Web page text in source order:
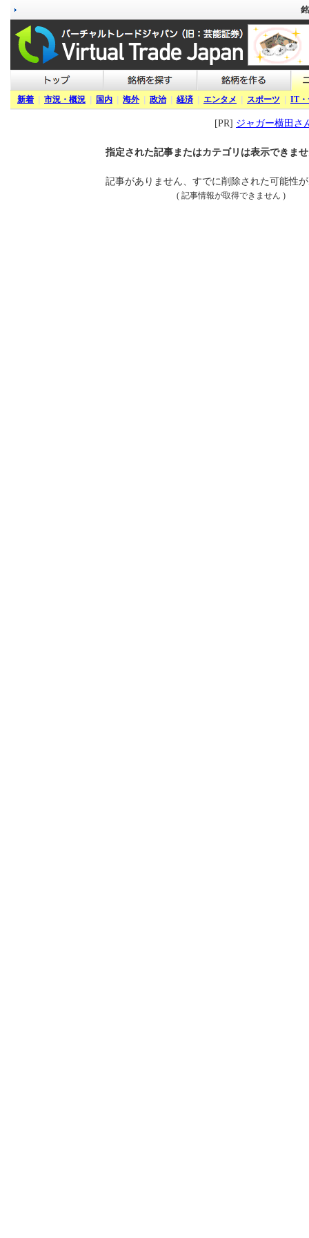
新着 市況・概況 国内 海外| 政治| 経済 エンタメ スポーツ IT・
[PR] ジャガー横田さ
指定された記事またはカテゴリは表示できま
記事がありません、すでに削除された可能性
( 記事情報が取得できません )